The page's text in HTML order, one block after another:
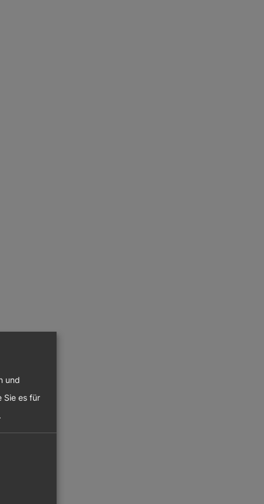
und
Sie es für
.